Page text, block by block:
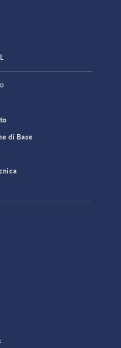
di Base